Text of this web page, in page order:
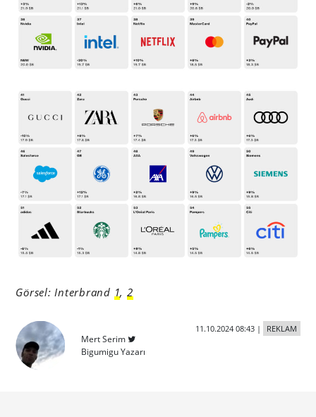
Görsel: Interbrand 1, 2
Mert Serim
Bigumigu Yazarı
11.10.2024 08:43| REKLAM